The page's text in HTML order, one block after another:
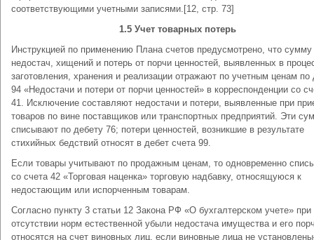
соответствующими учетными записями.[12, стр. 73]
1.5 Учет товарных потерь
Инструкцией по применению Плана счетов предусмотрено, что сумму
недостач, хищений и потерь от порчи ценностей, выявленных в
заготовления, хранения и реализации отражают по учетным ценам по
94 «Недостачи и потери от порчи ценностей» в корреспонденции со
41. Исключение составляют недостачи и потери, выявленные при
товаров по вине поставщиков или транспортных предприятий. Эти
списывают по дебету 76; потери ценностей, возникшие в результате
стихийных бедствий относят в дебет счета 99.
Если товары учитывают по продажным ценам, то одновременно
со счета 42 «Торговая наценка» торговую надбавку, относящуюся к
недостающим или испорченным товарам.
Согласно пункту 3 статьи 12 Закона РФ «О бухгалтерском учете» при
отсутствии норм естественной убыли недостача имущества и его
относятся на счет виновных лиц, если виновные лица не